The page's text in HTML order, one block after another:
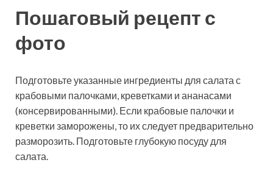
Пошаговый рецепт с
фото
Подготовьте указанные ингредиенты для салата с
крабовыми палочками, креветками и ананасами
(консервированными). Если крабовые палочки и
креветки заморожены, то их следует предварительно
разморозить. Подготовьте глубокую посуду для
салата.